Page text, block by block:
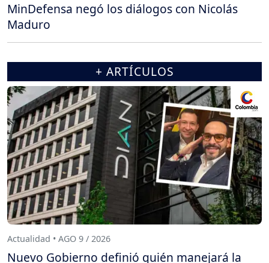
MinDefensa negó los diálogos con Nicolás
Maduro
+ ARTÍCULOS
Actualidad • AGO 9 / 2026
Nuevo Gobierno definió quién manejará la